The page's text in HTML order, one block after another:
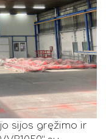
sijos gręžimo ir